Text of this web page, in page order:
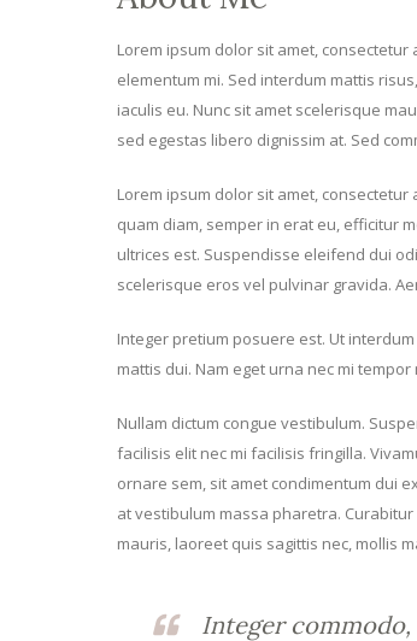
Lorem ipsum dolor sit amet,
elementum mi. Sed interdum mattis
iaculis eu. Nunc sit amet scelerisque
sed egestas libero dignissim at. Sed
Lorem ipsum dolor sit amet,
quam diam, semper in erat eu, efficitur
ultrices est. Suspendisse eleifend dui
scelerisque eros vel pulvinar gravida.
Integer pretium posuere est. Ut
mattis dui. Nam eget urna nec mi
Nullam dictum congue vestibulum.
facilisis elit nec mi facilisis fringilla.
ornare sem, sit amet condimentum dui
at vestibulum massa pharetra.
mauris, laoreet quis sagittis nec, mollis
Integer